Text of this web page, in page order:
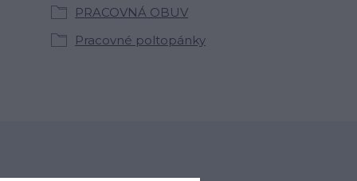
PRACOVNÁ OBUV
Pracovné poltopánky